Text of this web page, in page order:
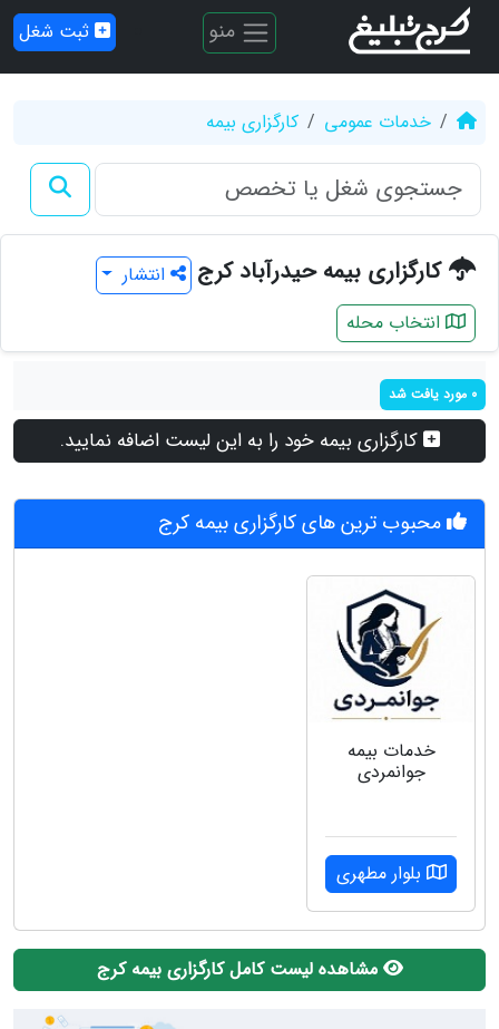
منو ثبت شغل
خدمات عمومی کارگزاری بیمه
کارگزاری بیمه حیدرآباد کرج
انتشار
انتخاب محله
0 مورد یافت شد
کارگزاری بیمه خود را به این لیست اضافه نمایید.
محبوب ترین های کارگزاری بیمه کرج
خدمات بیمه
جوانمردی
بلوار مطهری
مشاهده لیست کامل کارگزاری بیمه کرج